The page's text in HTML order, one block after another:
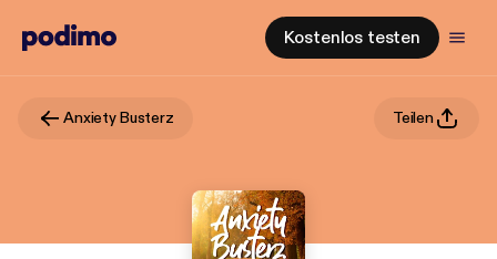
Kostenlos testen
Anxiety Busterz Teilen